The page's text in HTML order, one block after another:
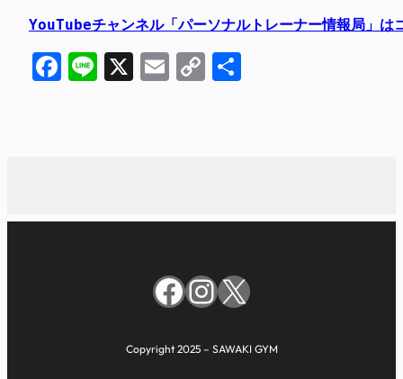
YouTubeチャンネル「パーソナルトレーナー情報局」は
Facebook
Line
X EmailCopy
Facebook
Instagram
X
Copyright 2025 – SAWAKI GYM